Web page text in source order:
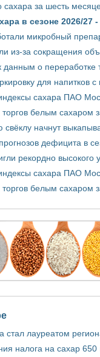
за шесть
в сезоне 2026/
микробный
из-за сокращения
о переработке
для напитков
сахара ПАО
белым сахаром
начнут
дефицита в
рекордно высокого
сахара ПАО
белым сахаром
стал лауреатом
налога на сахар